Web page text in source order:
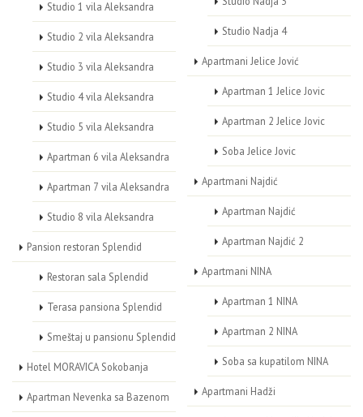
Studio 1 vila Aleksandra
Studio 2 vila Aleksandra
Studio 3 vila Aleksandra
Studio 4 vila Aleksandra
Studio 5 vila Aleksandra
Apartman 6 vila Aleksandra
Apartman 7 vila Aleksandra
Studio 8 vila Aleksandra
Pansion restoran Splendid
Restoran sala Splendid
Terasa pansiona Splendid
Smeštaj u pansionu Splendid
Hotel MORAVICA Sokobanja
Apartman Nevenka sa Bazenom
Studio Nadja 4
Apartmani Jelice Jović
Apartman 1 Jelice Jovic
Apartman 2 Jelice Jovic
Soba Jelice Jovic
Apartmani Najdić
Apartman Najdić
Apartman Najdić 2
Apartmani NINA
Apartman 1 NINA
Apartman 2 NINA
Soba sa kupatilom NINA
Apartmani Hadži